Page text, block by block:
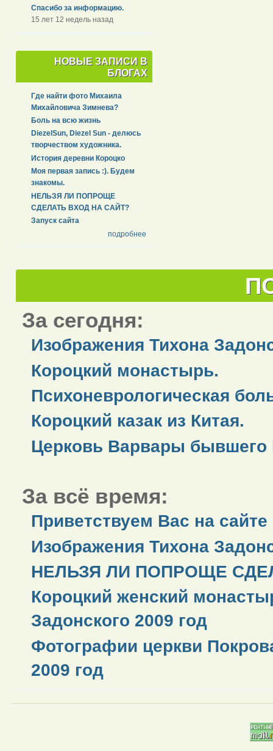
Спасибо за информацию.
15 лет 12 недель назад
НОВЫЕ ЗАПИСИ В
БЛОГАХ
Где найти фото Михаила
Михайловича Зимнева?
Боль на всю жизнь
DiezelSun, Diezel Sun - делюсь
творчеством художника.
История деревни Короцко
Моя первая запись :). Будем
знакомы.
НЕЛЬЗЯ ЛИ ПОПРОЩЕ
СДЕЛАТЬ ВХОД НА САЙТ?
Запуск сайта
подробнее
За сегодня:
Изображения Тихона
Короцкий монастырь.
Психоневрологическая
Короцкий казак из Китая.
Церковь Варвары бывшего
За всё время:
Приветствуем Вас на
Изображения Тихона
НЕЛЬЗЯ ЛИ ПОПРОЩЕ
Короцкий женский
Задонского 2009 год
Фотографии церкви
2009 год